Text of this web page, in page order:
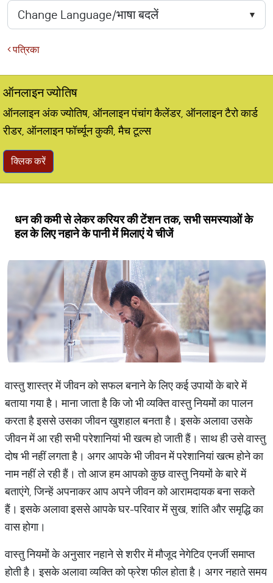
पत्रिका
ऑनलाइन ज्योतिष
ऑनलाइन अंक ज्योतिष, ऑनलाइन पंचांग कैलेंडर, ऑनलाइन टैरो कार्ड
रीडर, ऑनलाइन फॉर्च्यून कुकी, मैच टूल्स
क्लिक करें
धन की कमी से लेकर करियर की टेंशन तक, सभी समस्याओं के
हल के लिए नहाने के पानी में मिलाएं ये चीजें
वास्तु शास्त्र में जीवन को सफल बनाने के लिए कई उपायों के बारे में
बताया गया है। माना जाता है कि जो भी व्यक्ति वास्तु नियमों का पालन
करता है इससे उसका जीवन खुशहाल बनता है। इसके अलावा उसके
जीवन में आ रही सभी परेशानियां भी खत्म हो जाती हैं। साथ ही उसे वास्तु
दोष भी नहीं लगता है। अगर आपके भी जीवन में परेशानियां खत्म होने का
नाम नहीं ले रही हैं। तो आज हम आपको कुछ वास्तु नियमों के बारे में
बताएंगे, जिन्हें अपनाकर आप अपने जीवन को आरामदायक बना सकते
हैं। इसके अलावा इससे आपके घर-परिवार में सुख, शांति और समृद्धि का
वास होगा।
वास्तु नियमों के अनुसार नहाने से शरीर में मौजूद नेगेटिव एनर्जी समाप्त
होती है। इसके अलावा व्यक्ति को फ्रेश फील होता है। अगर नहाते समय